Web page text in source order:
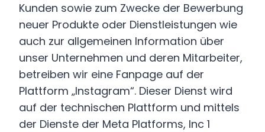
Kunden sowie zum Zwecke der Bewerbung
neuer Produkte oder Dienstleistungen wie
auch zur allgemeinen Information über
unser Unternehmen und deren Mitarbeiter,
betreiben wir eine Fanpage auf der
Plattform „Instagram“. Dieser Dienst wird
auf der technischen Plattform und mittels
der Dienste der Meta Platforms, Inc 1